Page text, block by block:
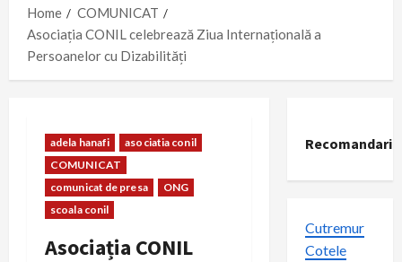
Home
COMUNICAT
Asociația CONIL celebrează Ziua Internațională a
Persoanelor cu Dizabilități
adela hanafi
asociatia conil
COMUNICAT
comunicat de presa
ONG
scoala conil
Asociația CONIL
Recomandari
Cutremur
Cotele